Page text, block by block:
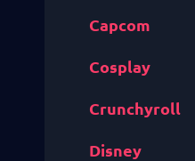
Capcom
Cosplay
Crunchyroll
Disney